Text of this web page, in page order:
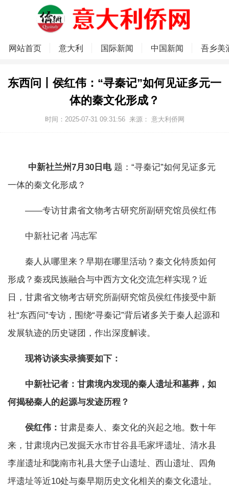
网站首页 意大利 国际新闻 中国新闻 吾乡美
东西问丨侯红伟：“寻秦记”如何见证多元一
体的秦文化形成？
时间：2025-07-31 09:31:56 来源： 意大利侨网
中新社兰州7月30日电题：“寻秦记”如何见证多元
一体的秦文化形成？
——专访甘肃省文物考古研究所副研究馆员侯红伟
中新社记者 冯志军
秦人从哪里来？早期在哪里活动？秦文化特质如何
形成？秦戎民族融合与中西方文化交流怎样实现？近
日，甘肃省文物考古研究所副研究馆员侯红伟接受中新
社“东西问”专访，围绕“寻秦记”背后诸多关于秦人起源和
发展轨迹的历史谜团，作出深度解读。
现将访谈实录摘要如下：
中新社记者：甘肃境内发现的秦人遗址和墓葬，如
何揭秘秦人的起源与发迹历程？
侯红伟： 甘肃是秦人、秦文化的兴起之地。数十年
来，甘肃境内已发掘天水市甘谷县毛家坪遗址、清水县
李崖遗址和陇南市礼县大堡子山遗址、西山遗址、四角
坪遗址等近10处与秦早期历史文化相关的秦文化遗址。